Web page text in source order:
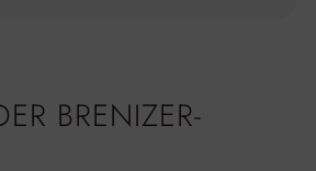
BRENIZER-